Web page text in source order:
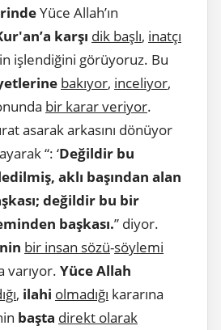
Yüce Allah’ın
karşı dik başlı, inatçı
işlendiğini görüyoruz. Bu
bakıyor, inceliyor,
bir karar veriyor.
asarak arkasını dönüyor
“: ‘Değildir bu
aklı başından alan
değildir bu bir
başkası.” diyor.
bir insan sözü-söylemi
varıyor. Yüce Allah
, ilahi olmadığı kararına
başta direkt olarak